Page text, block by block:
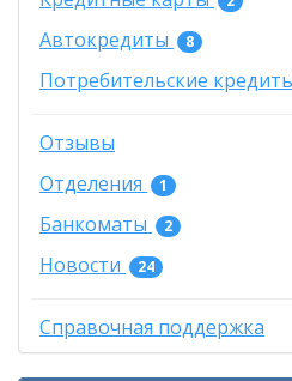
Автокредиты 8
Потребительские
Отзывы
Отделения
1
Банкоматы 2
Новости 24
Справочная поддержка